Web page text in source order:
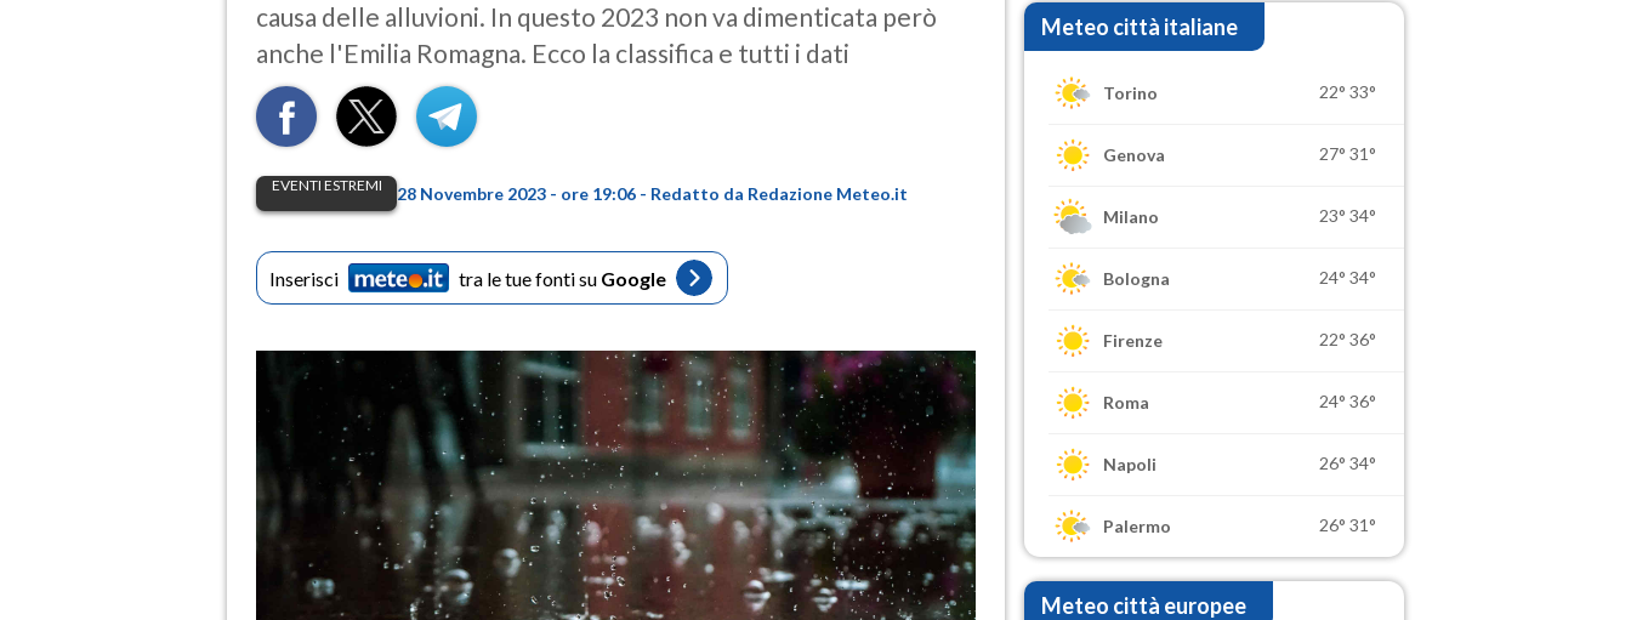
causa delle alluvioni. In questo 2023 non va dimenticata però
anche l'Emilia Romagna. Ecco la classifica e tutti i dati
EVENTI ESTREMI 28 Novembre 2023 - ore 19:06 - Redatto da Redazione Meteo.it
Inserisci tra le tue fonti su Google
Meteo città italiane
Torino 22° 33°
Genova 27° 31°
Milano 23° 34°
Bologna 24° 34°
Firenze 22° 36°
Roma 24° 36°
Napoli 26° 34°
Palermo 26° 31°
Meteo città europee